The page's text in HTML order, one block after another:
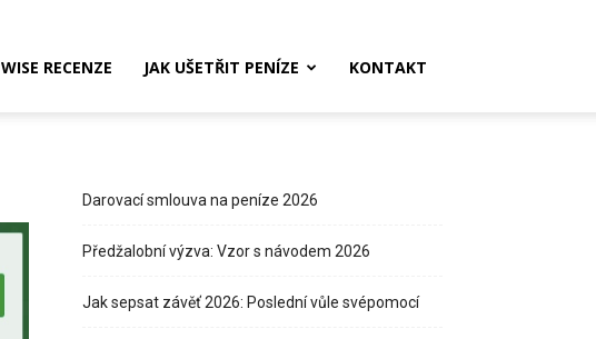
WISE RECENZE JAK UŠETŘIT PENÍZE KONTAKT
Darovací smlouva na peníze 2026
Předžalobní výzva: Vzor s návodem 2026
Jak sepsat závěť 2026: Poslední vůle svépomocí